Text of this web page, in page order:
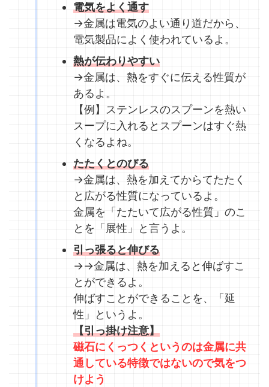
電気をよく通す
→金属は電気のよい通り道だから、
電気製品によく使われているよ。
熱が伝わりやすい
→金属は、熱をすぐに伝える性質が
あるよ。
【例】ステンレスのスプーンを熱い
スープに入れるとスプーンはすぐ熱
くなるよね。
たたくとのびる
→金属は、熱を加えてからてたたく
と広がる性質になっているよ。
金属を「たたいて広がる性質」のこ
とを「展性」と言うよ。
引っ張ると伸びる
→→金属は、熱を加えると伸ばすこ
とができるよ。
伸ばすことができることを、「延
性」というよ。
【引っ掛け注意】
磁石にくっつくというのは金属に共
通している特徴ではないので気をつ
けよう